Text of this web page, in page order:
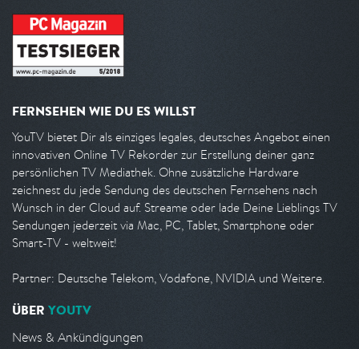
FERNSEHEN WIE DU ES WILLST
YouTV bietet Dir als einziges legales, deutsches Angebot einen
innovativen Online TV Rekorder zur Erstellung deiner ganz
persönlichen TV Mediathek. Ohne zusätzliche Hardware
zeichnest du jede Sendung des deutschen Fernsehens nach
Wunsch in der Cloud auf. Streame oder lade Deine Lieblings TV
Sendungen jederzeit via Mac, PC, Tablet, Smartphone oder
Smart-TV - weltweit!
Partner: Deutsche Telekom, Vodafone, NVIDIA und Weitere.
ÜBER YOUTV
News & Ankündigungen